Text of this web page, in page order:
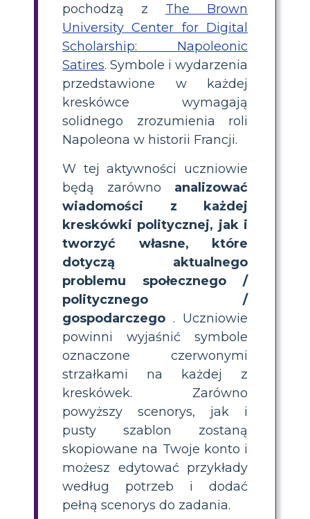
pochodzą z The Brown
University Center for Digital
Scholarship: Napoleonic
Satires. Symbole i wydarzenia
przedstawione w każdej
kreskówce wymagają
solidnego zrozumienia roli
Napoleona w historii Francji.
W tej aktywności uczniowie
będą zarówno analizować
wiadomości z każdej
kreskówki politycznej, jak i
tworzyć własne, które
dotyczą aktualnego
problemu społecznego /
politycznego /
gospodarczego . Uczniowie
powinni wyjaśnić symbole
oznaczone czerwonymi
strzałkami na każdej z
kreskówek. Zarówno
powyższy scenorys, jak i
pusty szablon zostaną
skopiowane na Twoje konto i
możesz edytować przykłady
według potrzeb i dodać
pełną scenorys do zadania.